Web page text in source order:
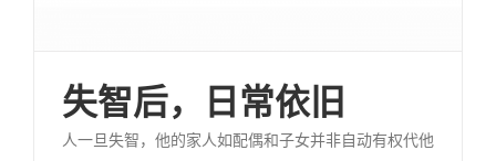
失智后，日常依旧
人一旦失智，他的家人如配偶和子女并非自动有权代他